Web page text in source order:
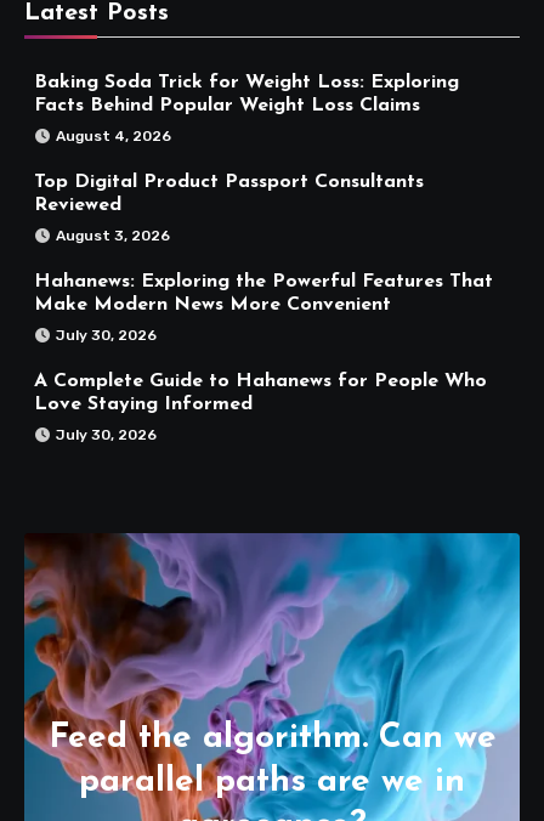
Latest Posts
Baking Soda Trick for Weight Loss: Exploring
Facts Behind Popular Weight Loss Claims
August 4, 2026
Top Digital Product Passport Consultants
Reviewed
August 3, 2026
Hahanews: Exploring the Powerful Features That
Make Modern News More Convenient
July 30, 2026
A Complete Guide to Hahanews for People Who
Love Staying Informed
July 30, 2026
Feed the algorithm. Can we
parallel paths are we in